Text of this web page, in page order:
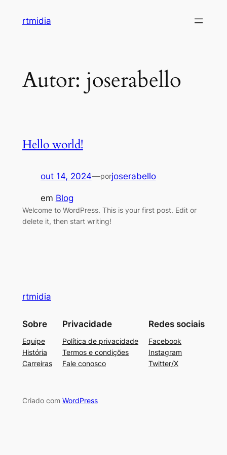
rtmidia
Autor: joserabello
Hello world!
out 14, 2024—porjoserabello
em Blog
Welcome to WordPress. This is your first post. Edit or
delete it, then start writing!
rtmidia
Sobre
Equipe
História
Carreiras
Privacidade
Política de privacidade
Termos e condições
Fale conosco
Redes sociais
Facebook
Instagram
Twitter/X
Criado com WordPress